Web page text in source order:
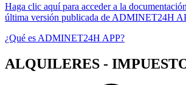
Haga clic aquí para acceder a la
última versión publicada de ADMINET24H
¿Qué es ADMINET24H APP?
ALQUILERES -